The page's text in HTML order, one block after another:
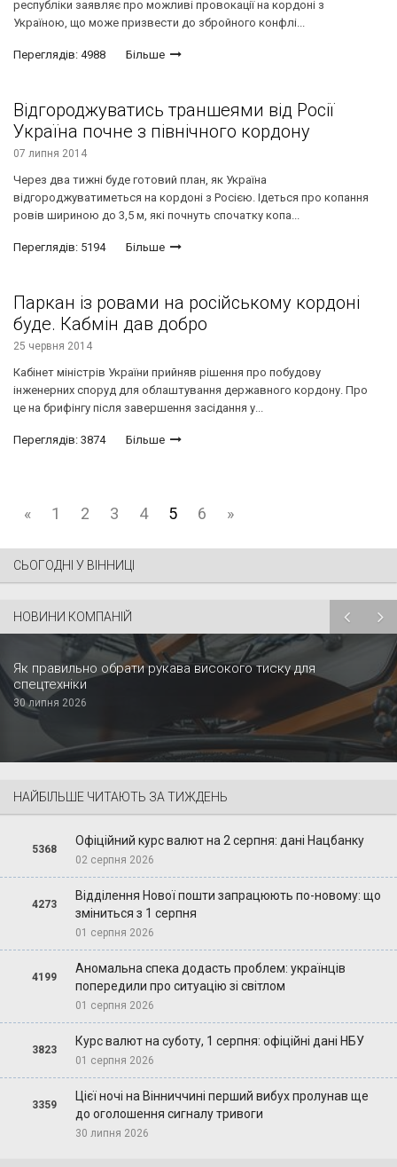
республіки заявляє про можливі провокації на кордоні з
Україною, що може призвести до збройного конфлі...
Переглядів: 4988 Більше
Відгороджуватись траншеями від Росії
Україна почне з північного кордону
07 липня 2014
Через два тижні буде готовий план, як Україна
відгороджуватиметься на кордоні з Росією. Ідеться про копання
ровів шириною до 3,5 м, які почнуть спочатку копа...
Переглядів: 5194 Більше
Паркан із ровами на російському кордоні
буде. Кабмін дав добро
25 червня 2014
Кабінет міністрів України прийняв рішення про побудову
інженерних споруд для облаштування державного кордону. Про
це на брифінгу після завершення засідання у...
Переглядів: 3874 Більше
« 1 2 3 4 5 6 »
СЬОГОДНІ У ВІННИЦІ
НОВИНИ КОМПАНІЙ
Як правильно обрати рукава високого тиску для
спецтехніки
30 липня 2026
НАЙБІЛЬШЕ ЧИТАЮТЬ ЗА ТИЖДЕНЬ
5368
Офіційний курс валют на 2 серпня: дані Нацбанку
02 серпня 2026
4273
Відділення Нової пошти запрацюють по-новому: що
зміниться з 1 серпня
01 серпня 2026
4199
Аномальна спека додасть проблем: українців
попередили про ситуацію зі світлом
01 серпня 2026
3823
Курс валют на суботу, 1 серпня: офіційні дані НБУ
01 серпня 2026
3359
Цієї ночі на Вінниччині перший вибух пролунав ще
до оголошення сигналу тривоги
30 липня 2026